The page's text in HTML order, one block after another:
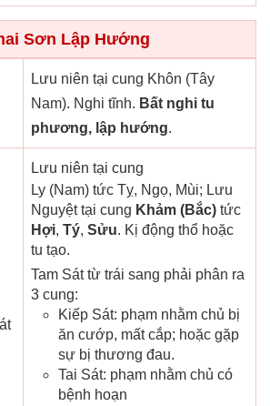
Sơn Lập Hướng
Lưu niên tại cung Khôn (Tây
Nam). Nghi tĩnh. Bất nghi tu
phương, lập hướng.
Lưu niên tại cung
Ly (Nam) tức Tỵ, Ngọ, Mùi; Lưu
Nguyệt tại cung Khảm (Bắc) tức
Hợi, Tý, Sửu. Kị động thổ hoặc
tu tạo.
Tam Sát từ trái sang phải phân ra
3 cung:
Kiếp Sát: phạm nhằm chủ bị
ăn cướp, mất cắp; hoặc gặp
sự bị thương đau.
Tai Sát: phạm nhằm chủ có
bệnh hoạn